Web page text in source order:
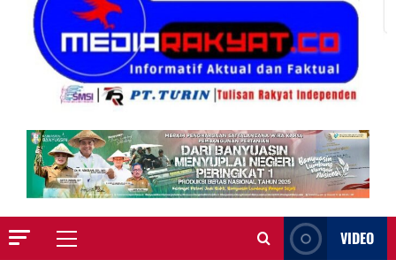
Primary
VIDEO